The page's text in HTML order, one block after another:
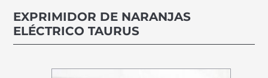
EXPRIMIDOR DE NARANJAS
ELÉCTRICO TAURUS